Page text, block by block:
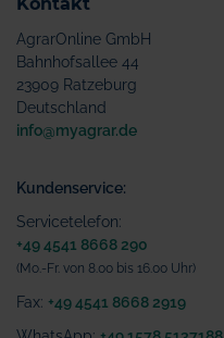
AgrarOnline GmbH
Bahnhofsallee 44
23909 Ratzeburg
Deutschland
info@myagrar.de
Kundenservice:
Servicetelefon:
+49 4541 8668 290
(Mo.-Fr. von 8.00 bis 16.00 Uhr)
Fax: +49 4541 8668 2919